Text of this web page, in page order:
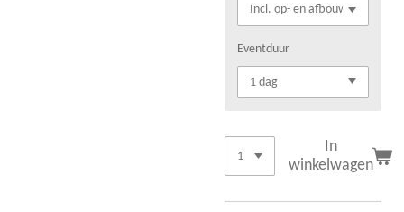
Eventduur
In
winkelwagen